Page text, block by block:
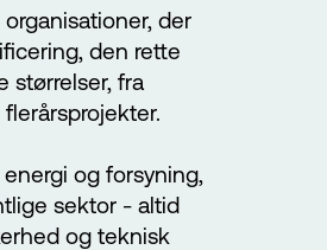
der
den rette
størrelser, fra
og forsyning,
sektor - altid
og teknisk